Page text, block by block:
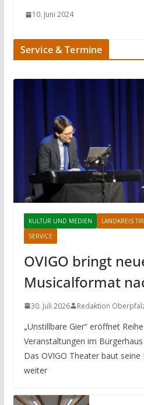
10. Juni 2024
Service & Termine
KULTUR UND MEDIEN LANDKREIS
SERVICE
OVIGO bringt
Musicalformat
30. Juli 2026 Redaktion
„Unstillbare Gier“ eröffnet
Veranstaltungen im
Das OVIGO Theater baut
weiter